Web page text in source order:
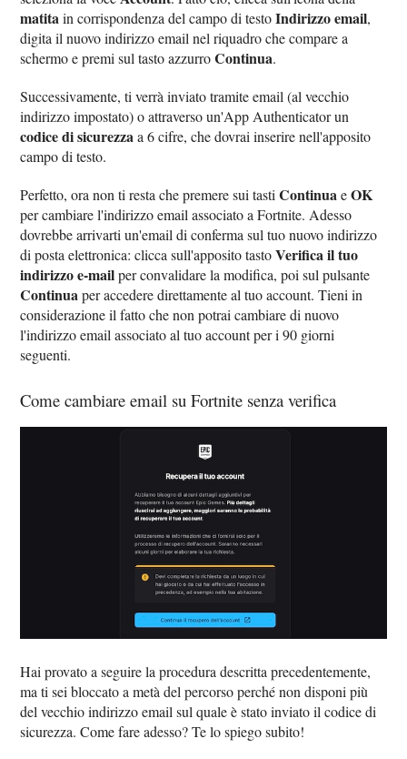
matitain corrispondenza del campo di testoIndirizzo email,
digita il nuovo indirizzo email nel riquadro che compare a
schermo e premi sul tasto azzurroContinua.
Successivamente, ti verrà inviato tramite email (al vecchio
indirizzo impostato) o attraverso un'App Authenticator un
codice di sicurezzaa 6 cifre, che dovrai inserire nell'apposito
campo di testo.
Perfetto, ora non ti resta che premere sui tastiContinuaeOK
per cambiare l'indirizzo email associato a Fortnite. Adesso
dovrebbe arrivarti un'email di conferma sul tuo nuovo indirizzo
di posta elettronica: clicca sull'apposito tastoVerifica il tuo
indirizzo e-mailper convalidare la modifica, poi sul pulsante
Continuaper accedere direttamente al tuo account. Tieni in
considerazione il fatto che non potrai cambiare di nuovo
l'indirizzo email associato al tuo account per i 90 giorni
seguenti.
Come cambiare email su Fortnite senza verifica
Hai provato a seguire la procedura descritta precedentemente,
ma ti sei bloccato a metà del percorso perché non disponi più
del vecchio indirizzo email sul quale è stato inviato il codice di
sicurezza. Come fare adesso? Te lo spiego subito!